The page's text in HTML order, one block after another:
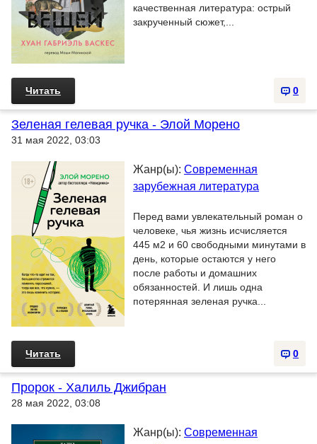
качественная литература: острый
закрученный сюжет,...
0
Читать
Зеленая гелевая ручка - Элой Морено
31 мая 2022, 03:03
Жанр(ы): Современная
зарубежная литература
Перед вами увлекательный роман о
человеке, чья жизнь исчисляется
445 м2 и 60 свободными минутами в
день, которые остаются у него
после работы и домашних
обязанностей. И лишь одна
потерянная зеленая ручка...
0
Читать
Пророк - Халиль Джибран
28 мая 2022, 03:08
Жанр(ы): Современная